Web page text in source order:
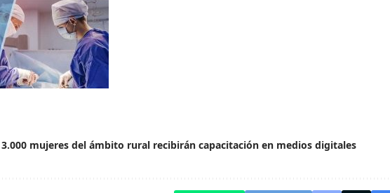
3.000 mujeres del ámbito rural recibirán capacitación en medios digitales